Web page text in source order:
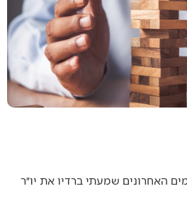
האחרונים שמעתי ברדיו את יו״ר